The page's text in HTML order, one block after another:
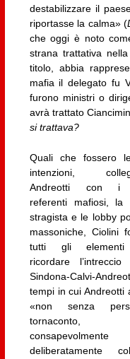
destabilizzare il
riportasse la calma» (
che oggi è noto
strana trattativa
titolo, abbia
mafia il delegato fu
furono ministri o
avrà trattato
si trattava?
Quali che fossero
intenzioni,
Andreotti con i
referenti mafiosi, la
stragista e le lobby
massoniche, Ciolini
tutti gli
ricordare l’intreccio
Sindona-Calvi-
tempi in cui Andreotti
«non senza
tornaconto,
deliberatamente